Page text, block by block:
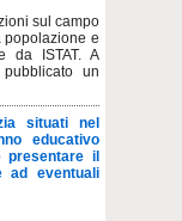
sul campo
popolazione e
da ISTAT. A
un
situati nel
educativo
presentare il
ad eventuali